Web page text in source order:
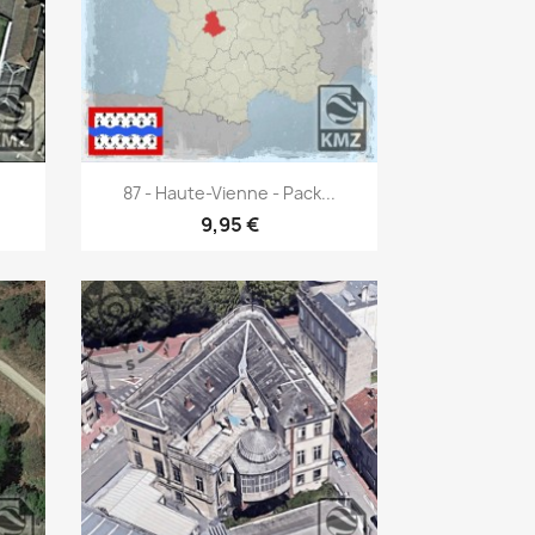
Aperçu rapide
87 - Haute-Vienne - Pack...
9,95 €